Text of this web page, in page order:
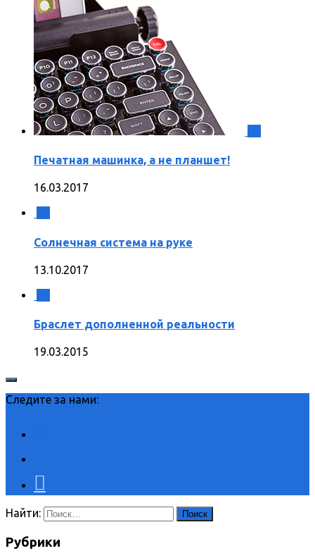
Печатная машинка, а не планшет!
16.03.2017
Солнечная система на руке
13.10.2017
Браслет дополненной реальности
19.03.2015
Следите за нами:
Найти:
Рубрики